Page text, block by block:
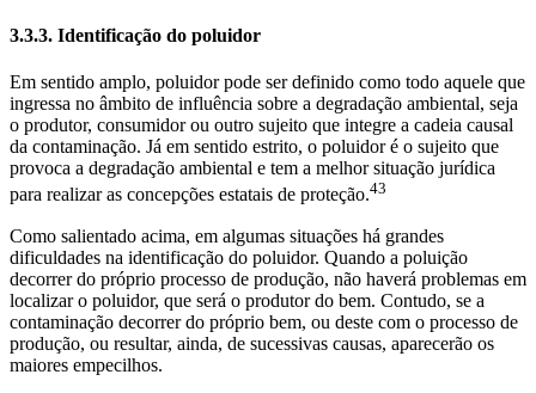
3.3.3. Identificação do poluidor
Em sentido amplo, poluidor pode ser definido como todo aquele que
ingressa no âmbito de influência sobre a degradação ambiental, seja
o produtor, consumidor ou outro sujeito que integre a cadeia causal
da contaminação. Já em sentido estrito, o poluidor é o sujeito que
provoca a degradação ambiental e tem a melhor situação jurídica
para realizar as concepções estatais de proteção.43
Como salientado acima, em algumas situações há grandes
dificuldades na identificação do poluidor. Quando a poluição
decorrer do próprio processo de produção, não haverá problemas em
localizar o poluidor, que será o produtor do bem. Contudo, se a
contaminação decorrer do próprio bem, ou deste com o processo de
produção, ou resultar, ainda, de sucessivas causas, aparecerão os
maiores empecilhos.